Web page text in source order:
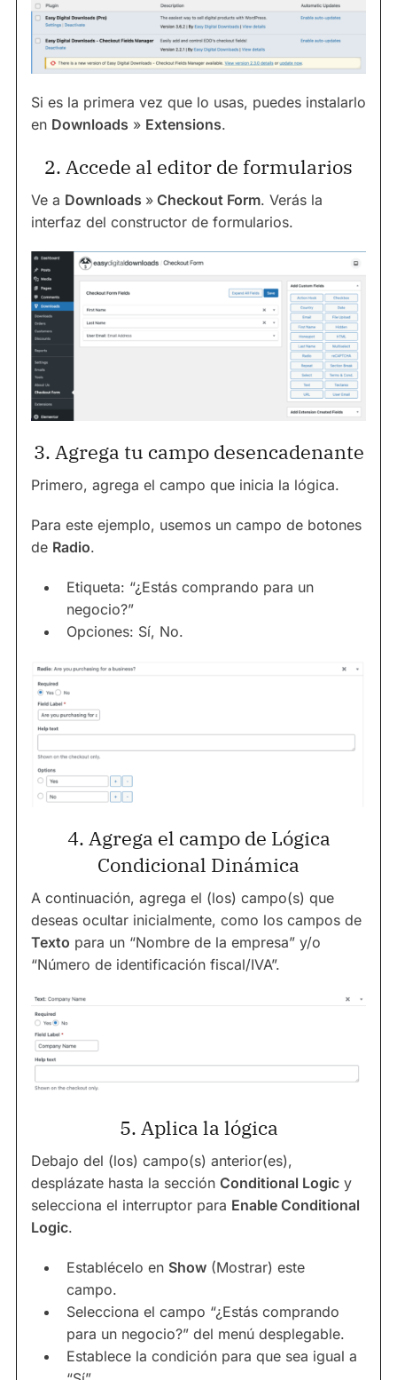
Si es la primera vez que lo usas, puedes instalarlo
en Downloads » Extensions.
2. Accede al editor de formularios
Ve a Downloads » Checkout Form. Verás la
interfaz del constructor de formularios.
3. Agrega tu campo desencadenante
Primero, agrega el campo que inicia la lógica.
Para este ejemplo, usemos un campo de botones
de Radio.
Etiqueta: “¿Estás comprando para un
negocio?”
Opciones: Sí, No.
4. Agrega el campo de Lógica
Condicional Dinámica
A continuación, agrega el (los) campo(s) que
deseas ocultar inicialmente, como los campos de
Texto para un “Nombre de la empresa” y/o
“Número de identificación fiscal/IVA”.
5. Aplica la lógica
Debajo del (los) campo(s) anterior(es),
desplázate hasta la sección Conditional Logic y
selecciona el interruptor para Enable Conditional
Logic.
Establécelo en Show (Mostrar) este
campo.
Selecciona el campo “¿Estás comprando
para un negocio?” del menú desplegable.
Establece la condición para que sea igual a